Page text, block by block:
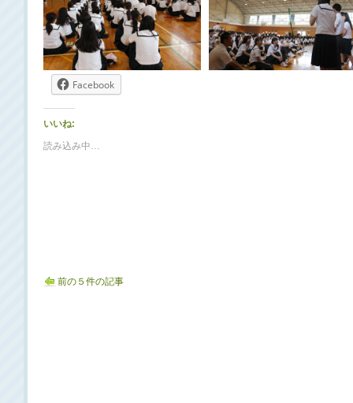
Facebook
いいね:
読み込み中…
前の５件の記事